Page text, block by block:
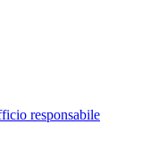
responsabile